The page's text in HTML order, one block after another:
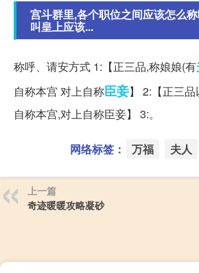
宫斗群里,各个职位之间应该怎么
叫皇上应该...
称呼、请安方式 1:【正三品,称娘娘(有
自称本宫 对上自称臣妾】 2:【正三
自称本宫,对上自称臣妾】 3:。
网络标签： 万福 夫人
上一篇
奇迹暖暖攻略凝砂